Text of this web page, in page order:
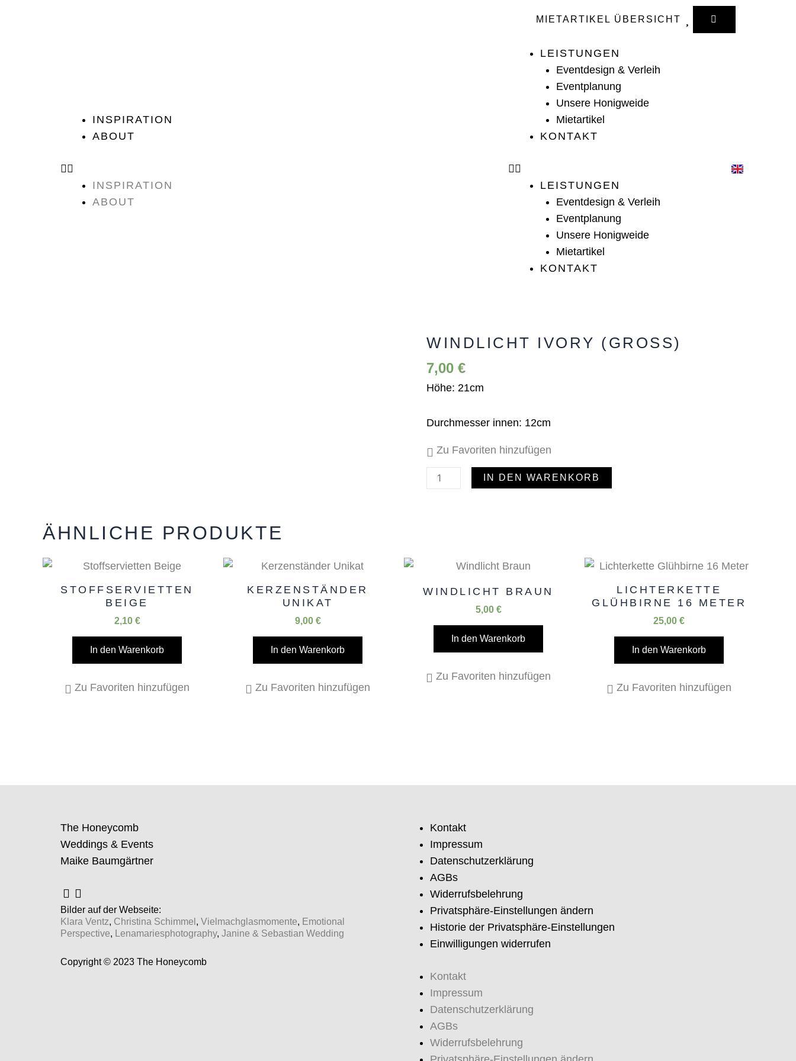
MIETARTIKEL ÜBERSICHT WARENKORB
INSPIRATION
ABOUT
INSPIRATION
ABOUT
LEISTUNGEN
Eventdesign & Verleih
Eventplanung
Unsere Honigweide
Mietartikel
KONTAKT
LEISTUNGEN
Eventdesign & Verleih
Eventplanung
Unsere Honigweide
Mietartikel
KONTAKT
WINDLICHT IVORY (GROSS)
7,00 €
Höhe: 21cm
Durchmesser innen: 12cm
Zu Favoriten hinzufügen
Windlicht
(groß)
Menge
IN DEN WARENKORB
ÄHNLICHE PRODUKTE
STOFFSERVIETTEN
BEIGE
2,10 €
In den Warenkorb
Zu Favoriten hinzufügen
KERZENSTÄNDER
UNIKAT
9,00 €
In den Warenkorb
Zu Favoriten hinzufügen
WINDLICHT BRAUN
5,00 €
In den Warenkorb
Zu Favoriten hinzufügen
LICHTERKETTE
GLÜHBIRNE 16 METER
25,00 €
In den Warenkorb
Zu Favoriten hinzufügen
The Honeycomb
Weddings & Events
Maike Baumgärtner
Bilder auf der Webseite:
Klara Ventz, Christina Schimmel , Vielmachglasmomente, Emotional
Perspective, Lenamariesphotography, Janine & Sebastian Wedding
Copyright © 2023 The Honeycomb
Kontakt
Impressum
Datenschutzerklärung
AGBs
Widerrufsbelehrung
Privatsphäre-Einstellungen ändern
Historie der Privatsphäre-Einstellungen
Einwilligungen widerrufen
Kontakt
Impressum
Datenschutzerklärung
AGBs
Widerrufsbelehrung